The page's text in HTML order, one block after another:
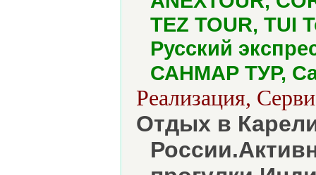
TEZ TOUR, TUI
Русский
САНМАР ТУР,
Реализация,
Отдых в